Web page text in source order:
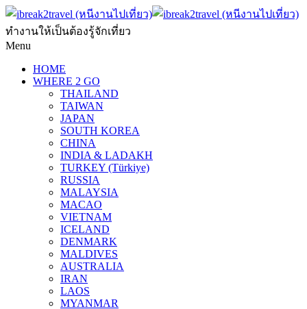
ทำงานให้เป็นต้องรู้จักเที่ยว
Menu
HOME
WHERE 2 GO
THAILAND
TAIWAN
JAPAN
SOUTH KOREA
CHINA
INDIA & LADAKH
TURKEY (Türkiye)
RUSSIA
MALAYSIA
MACAO
VIETNAM
ICELAND
DENMARK
MALDIVES
AUSTRALIA
IRAN
LAOS
MYANMAR